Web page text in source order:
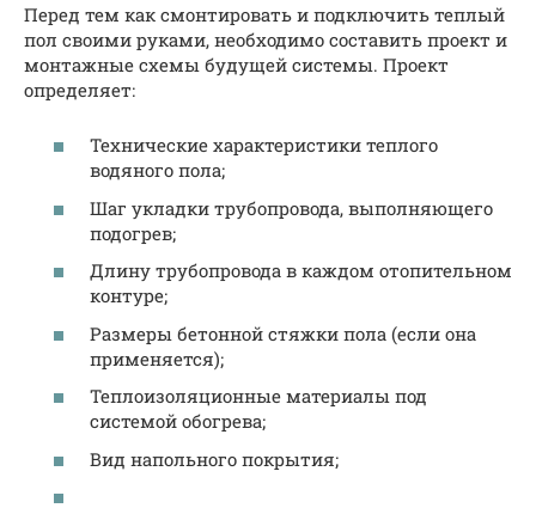
Перед тем как смонтировать и подключить теплый
пол своими руками, необходимо составить проект и
монтажные схемы будущей системы. Проект
определяет:
Технические характеристики теплого
водяного пола;
Шаг укладки трубопровода, выполняющего
подогрев;
Длину трубопровода в каждом отопительном
контуре;
Размеры бетонной стяжки пола (если она
применяется);
Теплоизоляционные материалы под
системой обогрева;
Вид напольного покрытия;